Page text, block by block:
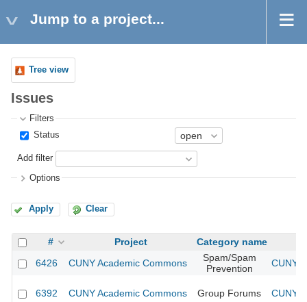
Jump to a project...
Tree view
Issues
Filters
Status
Add filter
Options
Apply Clear
# Project
Category name
6426
CUNY Academic Commons
Spam/Spam
Prevention
CUNY
6392 CUNY Academic Commons Group Forums CUNY